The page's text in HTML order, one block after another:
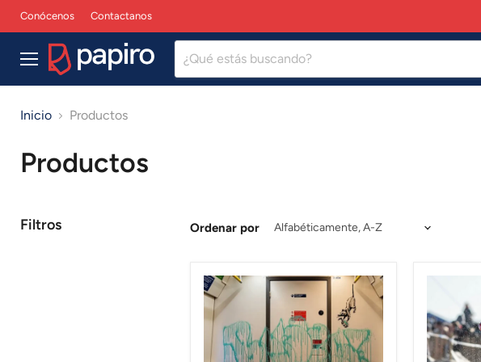
Conócenos Contactanos
Menú
Inicio Productos
Productos
Filtros Ordenar por
Laminado
Anti-
Graffiti
AG700
Hexis
HEX'TREM
XT300